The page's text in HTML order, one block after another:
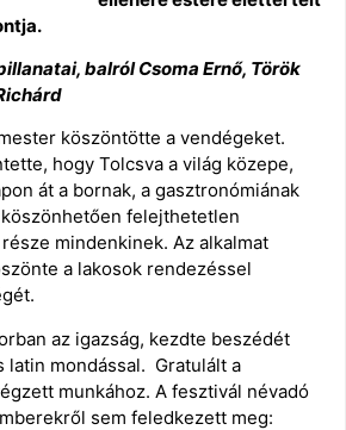
balról Csoma Ernő, Török
köszöntötte a vendégeket.
hogy Tolcsva a világ közepe,
át a bornak, a gasztronómiának
felejthetetlen
mindenkinek. Az alkalmat
a lakosok rendezéssel
az igazság, kezdte beszédét
latin mondással. Gratulált a
munkához. A fesztivál névadó
sem feledkezett meg: